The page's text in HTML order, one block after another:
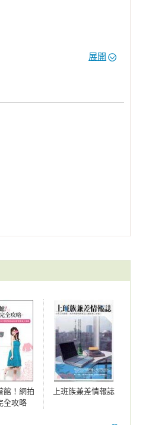
產業累積了多年的實務經
顧問。
與深耕，這些寶貴的實戰經
本書提供了第一手實務洞
威夷！自由自在的渡假小旅
展開
館！網拍
全攻略
上班族兼差情報誌